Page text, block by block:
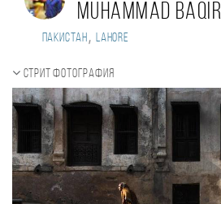
Muhammad Baqir
Пакистан, Lahore
Стрит фотография